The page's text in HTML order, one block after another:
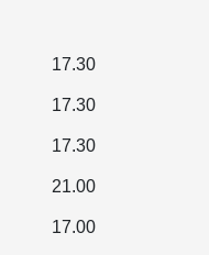
17.30
17.30
17.30
21.00
17.00